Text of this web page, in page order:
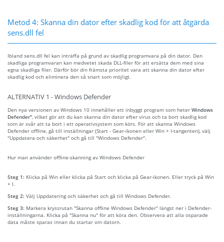
Metod 4: Skanna din dator efter skadlig kod för att åtgärda
sens.dll fel
Ibland sens.dll fel kan inträffa på grund av skadlig programvara på din dator. Den
skadliga programvaran kan medvetet skada DLL-filer för att ersätta dem med sina
egna skadliga filer. Därför bör din främsta prioritet vara att skanna din dator efter
skadlig kod och eliminera den så snart som möjligt.
ALTERNATIV 1 - Windows Defender
Den nya versionen av Windows 10 innehåller ett inbyggt program som heter Windows
Defender" , vilket gör att du kan skanna din dator efter virus och ta bort skadlig kod
som är svår att ta bort i ett operativsystem som körs. För att skanna Windows
Defender offline, gå till inställningar (Start - Gear-ikonen eller Win + I-tangenten), välj
"Uppdatera och säkerhet" och gå till "Windows Defender".
Hur man använder offline-skanning av Windows Defender
Steg 1: Klicka på Win eller klicka på Start och klicka på Gear-ikonen. Eller tryck på Win
+ I.
Steg 2: Välj Uppdatering och säkerhet och gå till Windows Defender.
Steg 3: Markera kryssrutan "Skanna offline Windows Defender" längst ner i Defender-
inställningarna. Klicka på "Skanna nu" för att köra den. Observera att alla osparade
data måste sparas innan du startar om datorn.